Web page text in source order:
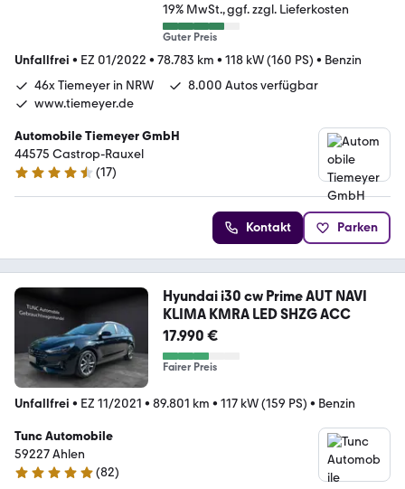
19% MwSt. ggf. zzgl. Lieferkosten
Guter Preis
Unfallfrei • EZ 01/2022 • 78.783 km • 118 kW (160 PS) • Benzin
46x Tiemeyer in NRW
8.000 Autos verfügbar
www.tiemeyer.de
Automobile Tiemeyer GmbH
44575 Castrop-Rauxel
4.6 Sterne
(17)
Kontakt Parken
Hyundai i30 cw Prime AUT NAVI
KLIMA KMRA LED SHZG ACC
17.990 €
Fairer Preis
Unfallfrei • EZ 11/2021 • 89.801 km • 117 kW (159 PS) • Benzin
Tunc Automobile
59227 Ahlen
5 Sterne
(82)